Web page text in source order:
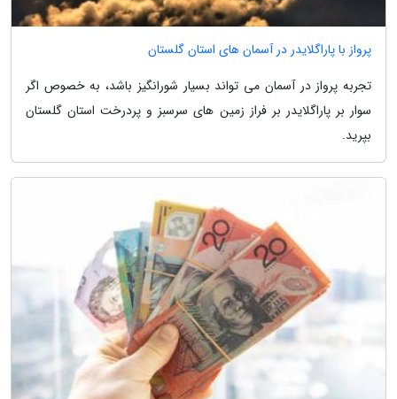
پرواز با پاراگلایدر در آسمان های استان گلستان
تجربه پرواز در آسمان می تواند بسیار شورانگیز باشد، به خصوص اگر
سوار بر پاراگلایدر بر فراز زمین های سرسبز و پردرخت استان گلستان
بپرید.